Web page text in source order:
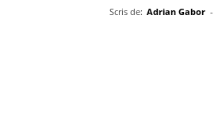
Scris de: Adrian Gabor -